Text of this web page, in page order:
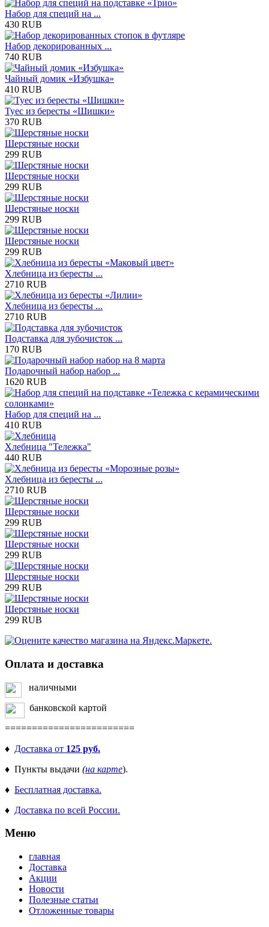
Набор для специй на ...
430 RUB
Набор декорированных ...
740 RUB
Чайный домик «Избушка»
410 RUB
Туес из бересты «Шишки»
370 RUB
Шерстяные носки
299 RUB
Шерстяные носки
299 RUB
Шерстяные носки
299 RUB
Шерстяные носки
299 RUB
Хлебница из бересты ...
2710 RUB
Хлебница из бересты ...
2710 RUB
Подставка для зубочисток ...
170 RUB
Подарочный набор набор ...
1620 RUB
Набор для специй на ...
410 RUB
Хлебница "Тележка"
440 RUB
Хлебница из бересты ...
2710 RUB
Шерстяные носки
299 RUB
Шерстяные носки
299 RUB
Шерстяные носки
299 RUB
Шерстяные носки
299 RUB
Оплата и доставка
наличными
банковской картой
========================
♦ Доставка от 125 руб.
♦ Пункты выдачи (на карте).
♦ Бесплатная доставка.
♦ Доставка по всей России.
Меню
главная
Доставка
Акции
Новости
Полезные статьи
Отложенные товары